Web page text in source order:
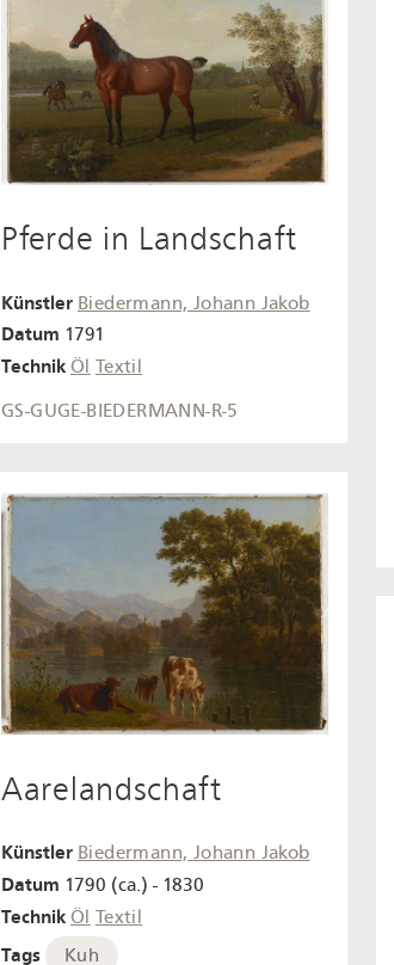
Pferde in Landschaft
Künstler Biedermann, Johann Jakob
Datum 1791
Technik Öl Textil
GS-GUGE-BIEDERMANN-R-5
Aarelandschaft
Künstler Biedermann, Johann Jakob
Datum 1790 (ca.) - 1830
Technik Öl Textil
Tags Kuh